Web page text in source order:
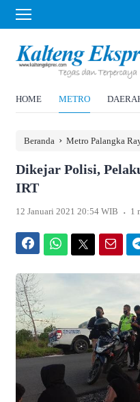
HOME METRO
Beranda › Metro Palangka
Dikejar Polisi,
IRT
12 Januari 2021 20:54 WIB . 1